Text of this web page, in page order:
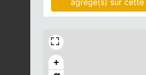
+